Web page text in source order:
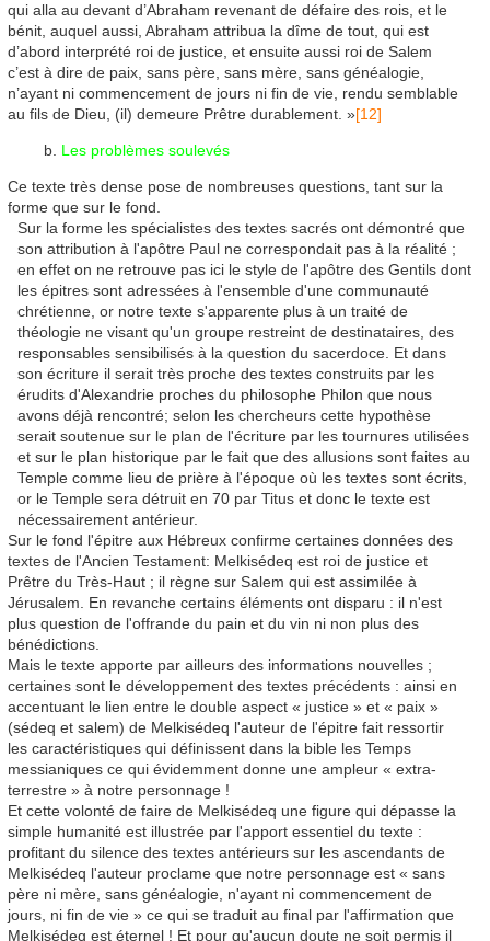
qui alla au devant d’Abraham revenant de défaire des rois, et le
bénit, auquel aussi, Abraham attribua la dîme de tout, qui est
d’abord interprété roi de justice, et ensuite aussi roi de Salem
c’est à dire de paix, sans père, sans mère, sans généalogie,
n’ayant ni commencement de jours ni fin de vie, rendu semblable
au fils de Dieu, (il) demeure Prêtre durablement. »[12]
Les problèmes soulevés
Ce texte très dense pose de nombreuses questions, tant sur la
forme que sur le fond.
Sur la forme les spécialistes des textes sacrés ont démontré que
son attribution à l'apôtre Paul ne correspondait pas à la réalité ;
en effet on ne retrouve pas ici le style de l'apôtre des Gentils dont
les épitres sont adressées à l'ensemble d'une communauté
chrétienne, or notre texte s'apparente plus à un traité de
théologie ne visant qu'un groupe restreint de destinataires, des
responsables sensibilisés à la question du sacerdoce. Et dans
son écriture il serait très proche des textes construits par les
érudits d'Alexandrie proches du philosophe Philon que nous
avons déjà rencontré; selon les chercheurs cette hypothèse
serait soutenue sur le plan de l'écriture par les tournures utilisées
et sur le plan historique par le fait que des allusions sont faites au
Temple comme lieu de prière à l'époque où les textes sont écrits,
or le Temple sera détruit en 70 par Titus et donc le texte est
nécessairement antérieur.
Sur le fond l'épitre aux Hébreux confirme certaines données des
textes de l'Ancien Testament: Melkisédeq est roi de justice et
Prêtre du Très-Haut ; il règne sur Salem qui est assimilée à
Jérusalem. En revanche certains éléments ont disparu : il n'est
plus question de l'offrande du pain et du vin ni non plus des
bénédictions.
Mais le texte apporte par ailleurs des informations nouvelles ;
certaines sont le développement des textes précédents : ainsi en
accentuant le lien entre le double aspect « justice » et « paix »
(sédeq et salem) de Melkisédeq l'auteur de l'épitre fait ressortir
les caractéristiques qui définissent dans la bible les Temps
messianiques ce qui évidemment donne une ampleur « extra-
terrestre » à notre personnage !
Et cette volonté de faire de Melkisédeq une figure qui dépasse la
simple humanité est illustrée par l'apport essentiel du texte :
profitant du silence des textes antérieurs sur les ascendants de
Melkisédeq l'auteur proclame que notre personnage est « sans
père ni mère, sans généalogie, n'ayant ni commencement de
jours, ni fin de vie » ce qui se traduit au final par l'affirmation que
Melkisédeq est éternel ! Et pour qu'aucun doute ne soit permis il